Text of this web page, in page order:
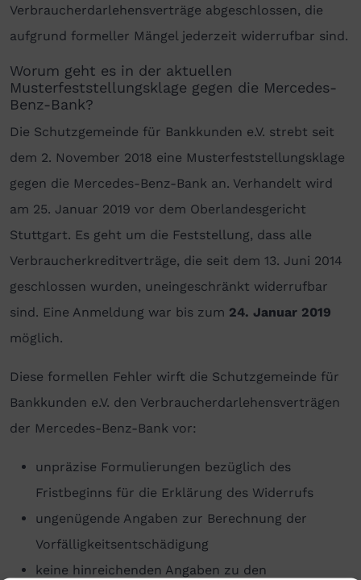
Verbraucherdarlehensverträge abgeschlossen, die
aufgrund formeller Mängel jederzeit widerrufbar sind.
Worum geht es in der aktuellen
Musterfeststellungsklage gegen die Mercedes-
Benz-Bank?
Die Schutzgemeinde für Bankkunden e.V. strebt seit
dem 2. November 2018 eine Musterfeststellungsklage
gegen die Mercedes-Benz-Bank an. Verhandelt wird
am 25. Januar 2019 vor dem Oberlandesgericht
Stuttgart. Es geht um die Feststellung, dass alle
Verbraucherkreditverträge, die seit dem 13. Juni 2014
geschlossen wurden, uneingeschränkt widerrufbar
sind. Eine Anmeldung war bis zum 24. Januar 2019
möglich.
Diese formellen Fehler wirft die Schutzgemeinde für
Bankkunden e.V. den Verbraucherdarlehensverträgen
der Mercedes-Benz-Bank vor:
unpräzise Formulierungen bezüglich des
Fristbeginns für die Erklärung des Widerrufs
ungenügende Angaben zur Berechnung der
Vorfälligkeitsentschädigung
keine hinreichenden Angaben zu den